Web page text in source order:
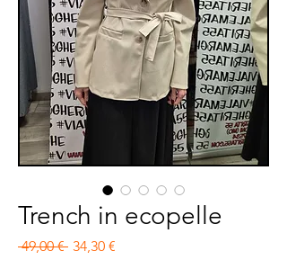
Trench in ecopelle
49,00 € Prezzo regolare
34,30 €